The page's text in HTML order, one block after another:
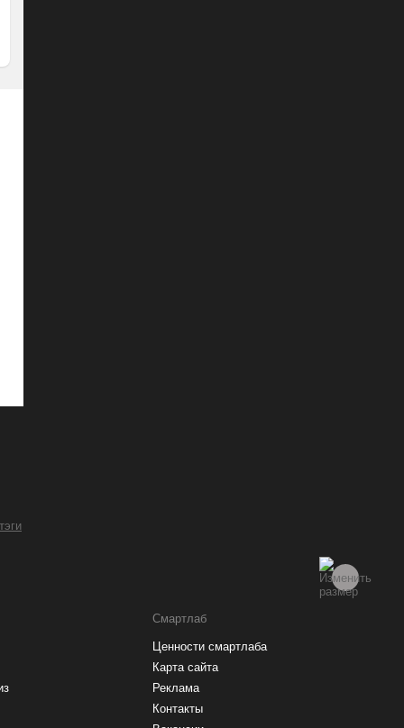
Смартлаб
Ценности смартлаба
Карта сайта
Реклама
Контакты